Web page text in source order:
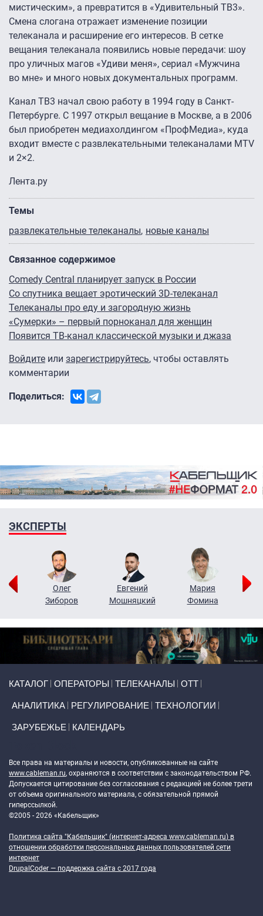
мистическим», а превратится в «Удивительный ТВ3».
Смена слогана отражает изменение позиции
телеканала и расширение его интересов. В сетке
вещания телеканала появились новые передачи: шоу
про уличных магов «Удиви меня», сериал «Мужчина
во мне» и много новых документальных программ.
Канал ТВ3 начал свою работу в 1994 году в Санкт-
Петербурге. С 1997 открыл вещание в Москве, а в 2006
был приобретен медиахолдингом «ПрофМедиа», куда
входит вместе с развлекательными телеканалами MTV
и 2×2.
Лента.ру
Темы
развлекательные телеканалы новые каналы
Связанное содержимое
Comedy Central планирует запуск в России
Со спутника вещает эротический 3D-телеканал
Телеканалы про еду и загородную жизнь
«Сумерки» – первый порноканал для женщин
Появится ТВ-канал классической музыки и джаза
Войдите или зарегистрируйтесь, чтобы оставлять
комментарии
Поделиться:
ЭКСПЕРТЫ
Олег
Зиборов
Евгений
Мошняцкий
Мария
Фомина
КАТАЛОГ ОПЕРАТОРЫ ТЕЛЕКАНАЛЫ ОТТ
АНАЛИТИКА РЕГУЛИРОВАНИЕ ТЕХНОЛОГИИ
ЗАРУБЕЖЬЕ КАЛЕНДАРЬ
Все права на материалы и новости, опубликованные на сайте
www.cableman.ru, охраняются в соответствии с законодательством РФ.
Допускается цитирование без согласования с редакцией не более трети
от объема оригинального материала, с обязательной прямой
гиперссылкой.
©2005 - 2026 «Кабельщик»
Политика сайта "Кабельщик" (интернет-адреса www.cableman.ru) в
отношении обработки персональных данных пользователей сети
интернет
DrupalCoder — поддержка сайта c 2017 года